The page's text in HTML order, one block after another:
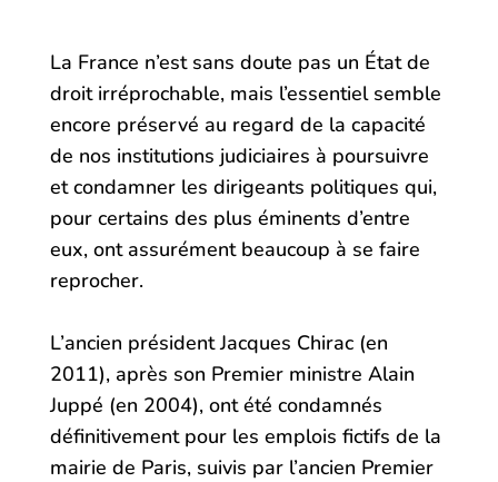
La France n’est sans doute pas un État de
droit irréprochable, mais l’essentiel semble
encore préservé au regard de la capacité
de nos institutions judiciaires à poursuivre
et condamner les dirigeants politiques qui,
pour certains des plus éminents d’entre
eux, ont assurément beaucoup à se faire
reprocher.
L’ancien président Jacques Chirac (en
2011), après son Premier ministre Alain
Juppé (en 2004), ont été condamnés
définitivement pour les emplois fictifs de la
mairie de Paris, suivis par l’ancien Premier